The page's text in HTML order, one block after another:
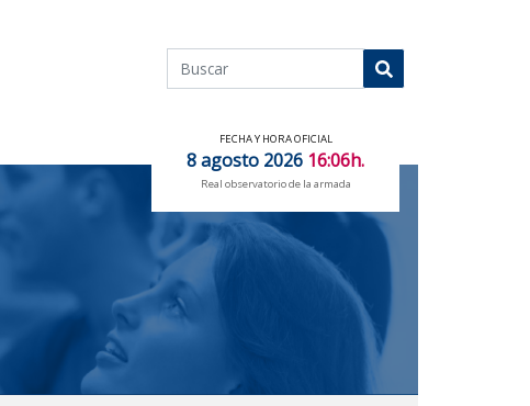
Buscar
Buscar
FECHA Y HORA OFICIAL
8 agosto 2026 16:06h.
Real observatorio de la armada